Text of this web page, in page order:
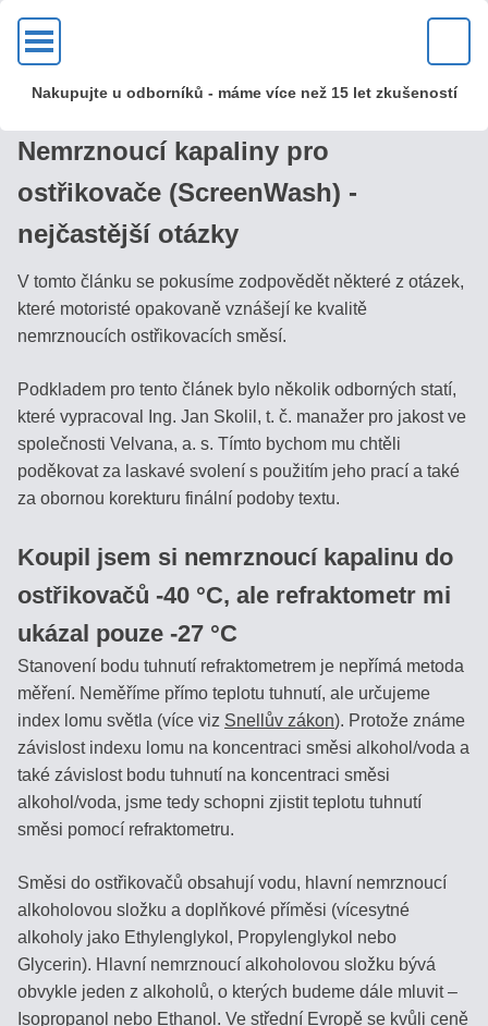
OK
Nakupujte u odborníků - máme více než 15 let zkušeností
Nemrznoucí kapaliny pro
ostřikovače (ScreenWash) -
nejčastější otázky
V tomto článku se pokusíme zodpovědět některé z otázek,
které motoristé opakovaně vznášejí ke kvalitě
nemrznoucích ostřikovacích směsí.
Podkladem pro tento článek bylo několik odborných statí,
které vypracoval Ing. Jan Skolil, t. č. manažer pro jakost ve
společnosti Velvana, a. s. Tímto bychom mu chtěli
poděkovat za laskavé svolení s použitím jeho prací a také
za obornou korekturu finální podoby textu.
Koupil jsem si nemrznoucí kapalinu do
ostřikovačů -40 °C, ale refraktometr mi
ukázal pouze -27 °C
Stanovení bodu tuhnutí refraktometrem je nepřímá metoda
měření. Neměříme přímo teplotu tuhnutí, ale určujeme
index lomu světla (více viz Snellův zákon). Protože známe
závislost indexu lomu na koncentraci směsi alkohol/voda a
také závislost bodu tuhnutí na koncentraci směsi
alkohol/voda, jsme tedy schopni zjistit teplotu tuhnutí
směsi pomocí refraktometru.
Směsi do ostřikovačů obsahují vodu, hlavní nemrznoucí
alkoholovou složku a doplňkové příměsi (vícesytné
alkoholy jako Ethylenglykol, Propylenglykol nebo
Glycerin). Hlavní nemrznoucí alkoholovou složku bývá
obvykle jeden z alkoholů, o kterých budeme dále mluvit –
Isopropanol nebo Ethanol. Ve střední Evropě se kvůli ceně
nás
zakoupíte
kovové
optické
refraktometry
hlavou
a
skleněnou
optikou!
Podívejte
jak
bídné
jsou
plastové
náhražky!
Produkty
DESTILÁTY
PÁLENKY
PIVO